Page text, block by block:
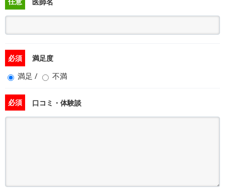
必須 満足度
満足 / 不満
必須 口コミ・体験談